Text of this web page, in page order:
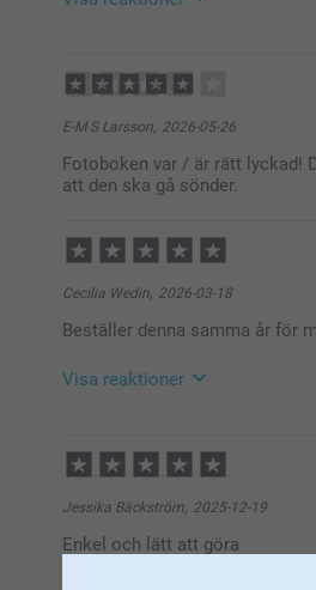
11:20
We’re happy to hear
If you would like us to
Helene @smartphoto
E-M S Larsson, 2026-05-26
Fotoboken var / är rätt lyckad!
att den ska gå sönder.
Cecilia Wedin, 2026-03-18
Beställer denna samma år för
Visa reaktioner
12:59
Hej Cecilia,
Så härligt att läsa, tack
service.
Jessika Bäckström, 2025-12-19
Enkel och lätt att göra